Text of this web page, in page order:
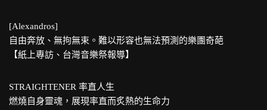
[Alexandros]
自由奔放、無拘無束。難以形容也無法預測的樂團奇葩
【紙上專訪、台灣音樂祭報導】
STRAIGHTENER 率直人生
燃燒自身靈魂，展現率直而炙熱的生命力